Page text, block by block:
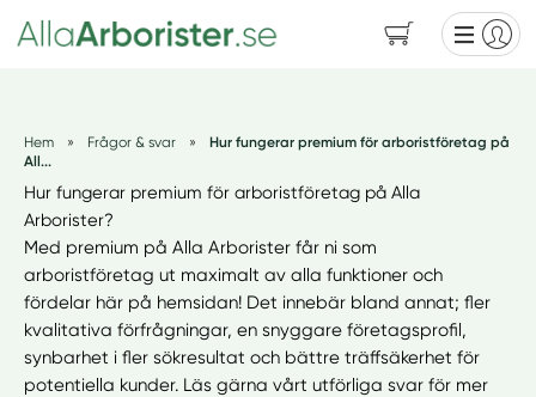
Hem » Frågor & svar »
Hur fungerar premium för arboristföretag på
All...
Hur fungerar premium för arboristföretag på Alla
Arborister?
Med premium på Alla Arborister får ni som
arboristföretag ut maximalt av alla funktioner och
fördelar här på hemsidan! Det innebär bland annat; fler
kvalitativa förfrågningar, en snyggare företagsprofil,
synbarhet i fler sökresultat och bättre träffsäkerhet för
potentiella kunder. Läs gärna vårt utförliga svar för mer